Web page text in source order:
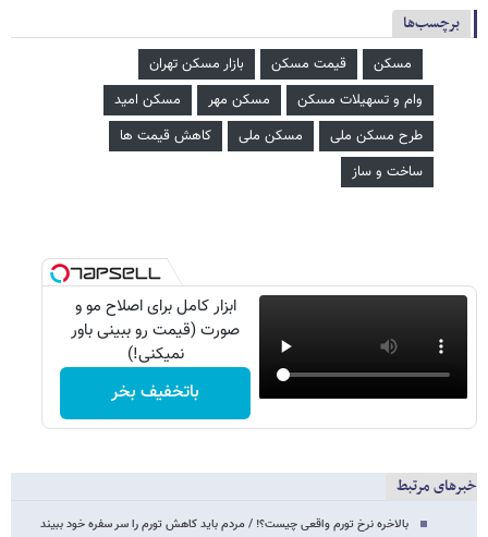
برچسب‌ها
مسکن قیمت مسکن
بازار مسکن تهران
وام و تسهیلات مسکن
مسکن مهر
مسکن امید
طرح مسکن ملی
مسکن ملی
کاهش قیمت ها
ساخت و ساز
ابزار کامل برای اصلاح مو و
صورت (قیمت رو ببینی باور
نمیکنی!)
باتخفیف بخر
خبرهای مرتبط
بالاخره نرخ تورم واقعی چیست؟! / مردم باید کاهش تورم را سر سفره خود ببیند